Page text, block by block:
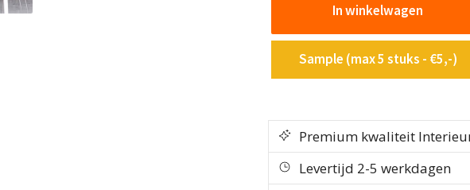
Rich
eiche
aantal
In winkelwagen
Sample (max 5 stuks - €5,-)
Premium kwaliteit
Levertijd 2-5 werkdagen